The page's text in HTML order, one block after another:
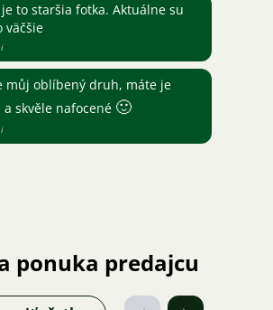
to staršia fotka. Aktuálne su
väčšie
můj oblíbený druh, máte je
skvěle nafocené 🙂
ponuka predajcu